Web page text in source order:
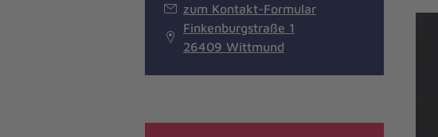
zum Kontakt-Formular
Finkenburgstraße 1
26409 Wittmund